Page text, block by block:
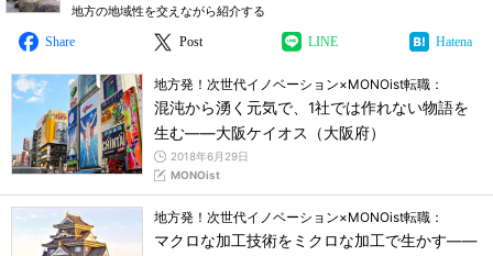
地方の地域性を交えながら紹介する
Share
Post LINE Hatena
地方発！次世代イノベーション×MONOist転職：
混沌から湧く元気で、1社では作れない物語を
生む――大阪ケイオス（大阪府）
2018年6月29日
MONOist
地方発！次世代イノベーション×MONOist転職：
マクロな加工技術をミクロな加工で生かす――